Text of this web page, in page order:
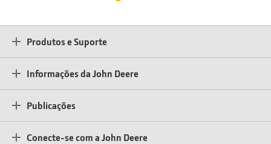
Produtos e Suporte
Informações da John Deere
Publicações
Conecte-se com a John Deere